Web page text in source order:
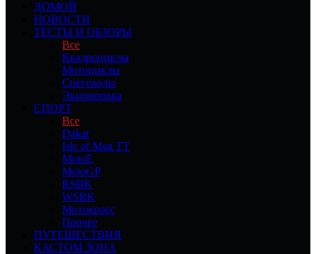
ДОМОЙ
НОВОСТИ
ТЕСТЫ И ОБЗОРЫ
Все
Квадроциклы
Мотоциклы
Снегоходы
Экипировка
СПОРТ
Все
Dakar
Isle of Man TT
MotoE
MotoGP
RSBK
WSBK
Мотокросс
Прочее
ПУТЕШЕСТВИЯ
КАСТОМ ЗОНА